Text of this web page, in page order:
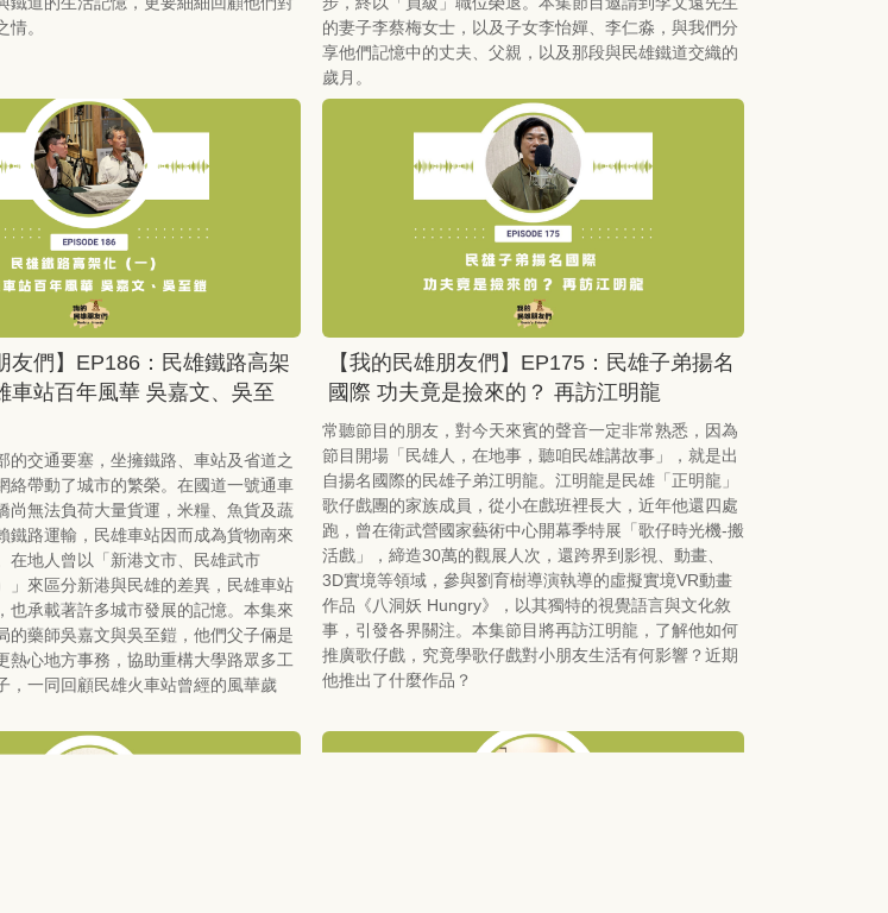
情。
的妻子李蔡梅女士，以及子女李怡嬋、李仁淼，與我們分
享他們記憶中的丈夫、父親，以及那段與民雄鐵道交織的
歲月。
友們】EP186：民雄鐵路高架
車站百年風華 吳嘉文、吳至
的交通要塞，坐擁鐵路、車站及省道之
絡帶動了城市的繁榮。在國道一號通車
尚無法負荷大量貨運，米糧、魚貨及蔬
鐵路運輸，民雄車站因而成為貨物南來
在地人曾以「新港文市、民雄武市
」來區分新港與民雄的差異，民雄車站
也承載著許多城市發展的記憶。本集來
的藥師吳嘉文與吳至鎧，他們父子倆是
熱心地方事務，協助重構大學路眾多工
，一同回顧民雄火車站曾經的風華歲
【我的民雄朋友們】EP175：民雄子弟揚名
國際 功夫竟是撿來的？ 再訪江明龍
常聽節目的朋友，對今天來賓的聲音一定非常熟悉，因為
節目開場「民雄人，在地事，聽咱民雄講故事」，就是出
自揚名國際的民雄子弟江明龍。江明龍是民雄「正明龍」
歌仔戲團的家族成員，從小在戲班裡長大，近年他還四處
跑，曾在衛武營國家藝術中心開幕季特展「歌仔時光機-搬
活戲」，締造30萬的觀展人次，還跨界到影視、動畫、
3D實境等領域，參與劉育樹導演執導的虛擬實境VR動畫
作品《八洞妖 Hungry》，以其獨特的視覺語言與文化敘
事，引發各界關注。本集節目將再訪江明龍，了解他如何
推廣歌仔戲，究竟學歌仔戲對小朋友生活有何影響？近期
他推出了什麼作品？